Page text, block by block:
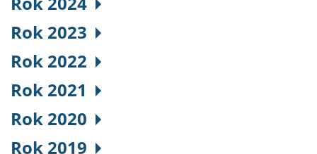
Rok 2023
Rok 2022
Rok 2021
Rok 2020
Rok 2019